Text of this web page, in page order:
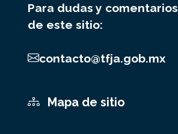
Para dudas y comentarios
de este sitio:
contacto@tfja.gob.mx
Mapa de sitio